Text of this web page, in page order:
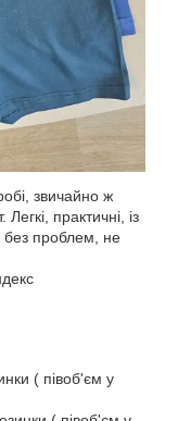
звичайно ж
практичні, із
без проблем, не
( півоб'єм у